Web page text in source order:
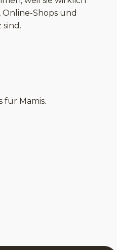
Shops und
Mamis.